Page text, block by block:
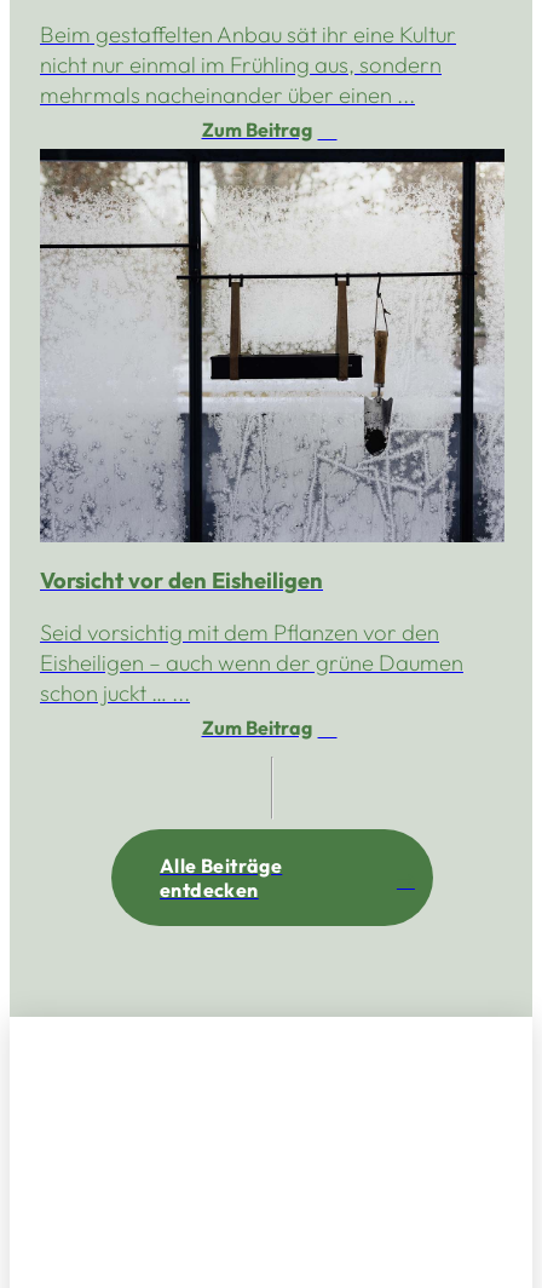
Beim gestaffelten Anbau sät ihr eine Kultur
nicht nur einmal im Frühling aus, sondern
mehrmals nacheinander über einen ...
Zum Beitrag
Vorsicht vor den Eisheiligen
Seid vorsichtig mit dem Pflanzen vor den
Eisheiligen – auch wenn der grüne Daumen
schon juckt … ...
Zum Beitrag
Alle Beiträge
entdecken